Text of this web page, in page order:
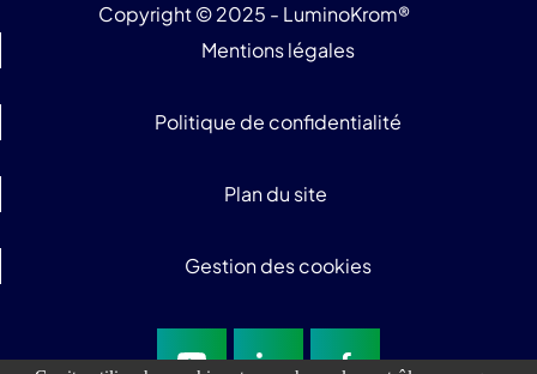
Copyright © 2025 - LuminoKrom®
Mentions légales
Politique de confidentialité
Plan du site
Gestion des cookies